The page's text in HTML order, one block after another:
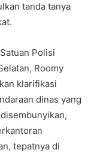
tanda tanya
Polisi
Roomy
klarifikasi
dinas yang
tepatnya di